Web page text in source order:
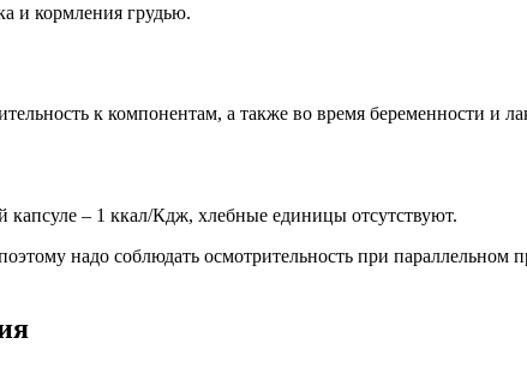
и кормления грудью.
к компонентам, а также во время беременности и
– 1 ккал/Кдж, хлебные единицы отсутствуют.
надо соблюдать осмотрительность при